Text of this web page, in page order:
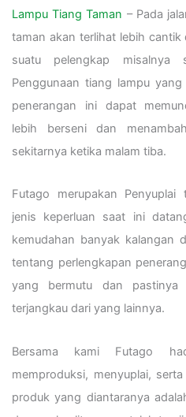
Lampu Tiang Taman – Pada
taman akan terlihat lebih
suatu pelengkap misalnya
Penggunaan tiang lampu
penerangan ini dapat
lebih berseni dan
sekitarnya ketika malam tiba.
Futago merupakan
jenis keperluan saat ini
kemudahan banyak kalangan
tentang perlengkapan
yang bermutu dan
terjangkau dari yang lainnya.
Bersama kami Futago
memproduksi, menyuplai,
produk yang diantaranya